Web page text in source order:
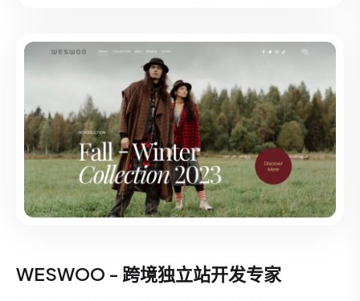
WESWOO - 跨境独立站开发专家